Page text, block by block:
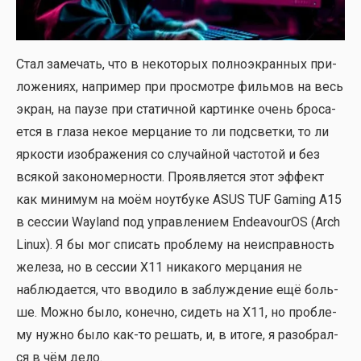
Стал заме­чать, что в неко­то­рых пол­но­экран­ных при­
ло­же­ни­ях, напри­мер при про­смот­ре филь­мов на весь
экран, на пау­зе при ста­тич­ной кар­тин­ке очень бро­са­
ет­ся в гла­за некое мер­ца­ние то ли под­свет­ки, то ли
ярко­сти изоб­ра­же­ния со слу­чай­ной часто­той и без
вся­кой зако­но­мер­но­сти. Про­яв­ля­ет­ся этот эффект
как мини­мум на моём ноут­бу­ке ASUS TUF Gaming A15
в сес­сии Wayland под управ­ле­ни­ем EndeavourOS (Arch
Linux). Я бы мог спи­сать про­бле­му на неис­прав­ность
желе­за, но в сес­сии X11 ника­ко­го мер­ца­ния не
наблю­да­ет­ся, что вво­ди­ло в заблуж­де­ние ещё боль­
ше. Мож­но было, конеч­но, сидеть на X11, но про­бле­
му нуж­но было как-то решать, и, в ито­ге, я разо­брал­
ся в чём дело.